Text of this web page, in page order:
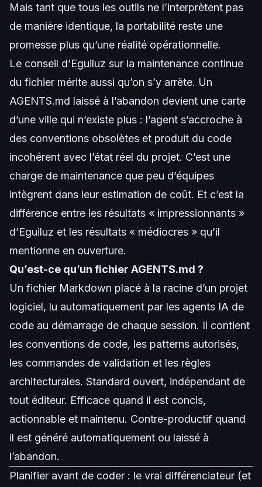
Mais tant que tous les outils ne l’interprètent pas
de manière identique, la portabilité reste une
promesse plus qu’une réalité opérationnelle.
Le conseil d’Eguiluz sur la maintenance continue
du fichier mérite aussi qu’on s’y arrête. Un
AGENTS.md laissé à l’abandon devient une carte
d’une ville qui n’existe plus : l’agent s’accroche à
des conventions obsolètes et produit du code
incohérent avec l’état réel du projet. C’est une
charge de maintenance que peu d’équipes
intègrent dans leur estimation de coût. Et c’est la
différence entre les résultats « impressionnants »
d’Eguiluz et les résultats « médiocres » qu’il
mentionne en ouverture.
Qu’est-ce qu’un fichier AGENTS.md ?
Un fichier Markdown placé à la racine d’un projet
logiciel, lu automatiquement par les agents IA de
code au démarrage de chaque session. Il contient
les conventions de code, les patterns autorisés,
les commandes de validation et les règles
architecturales. Standard ouvert, indépendant de
tout éditeur. Efficace quand il est concis,
actionnable et maintenu. Contre-productif quand
il est généré automatiquement ou laissé à
l’abandon.
Planifier avant de coder : le vrai différenciateur (et